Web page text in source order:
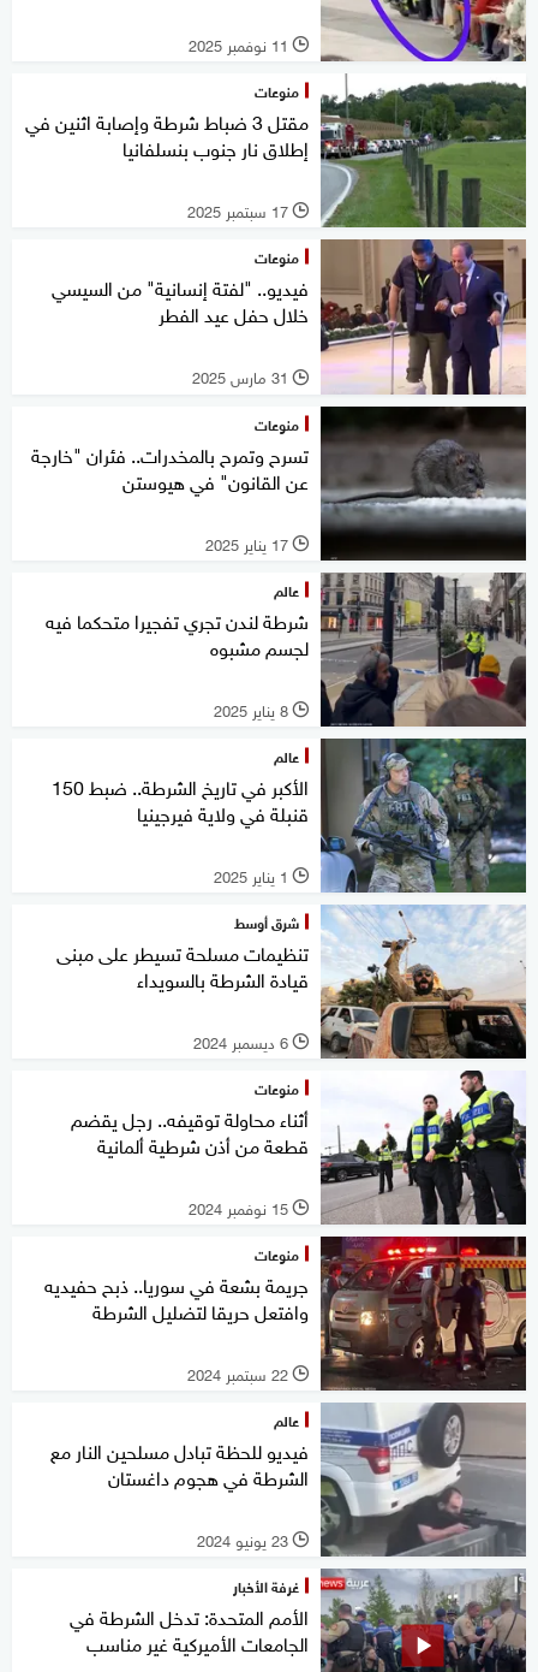
l 11 نوفمبر 2025
منوعات
مقتل 3 ضباط شرطة وإصابة اثنين في
إطلاق نار جنوب بنسلفانيا
l 17 سبتمبر 2025
منوعات
فيديو.. "لفتة إنسانية" من السيسي
خلال حفل عيد الفطر
l 31 مارس 2025
منوعات
تسرح وتمرح بالمخدرات.. فئران "خارجة
عن القانون" في هيوستن
l 17 يناير 2025
عالم
شرطة لندن تجري تفجيرا متحكما فيه
لجسم مشبوه
l 8 يناير 2025
عالم
الأكبر في تاريخ الشرطة.. ضبط 150
قنبلة في ولاية فيرجينيا
l 1 يناير 2025
شرق أوسط
تنظيمات مسلحة تسيطر على مبنى
قيادة الشرطة بالسويداء
l 6 ديسمبر 2024
منوعات
أثناء محاولة توقيفه.. رجل يقضم
قطعة من أذن شرطية ألمانية
l 15 نوفمبر 2024
منوعات
جريمة بشعة في سوريا.. ذبح حفيديه
وافتعل حريقا لتضليل الشرطة
l 22 سبتمبر 2024
عالم
فيديو للحظة تبادل مسلحين النار مع
الشرطة في هجوم داغستان
l 23 يونيو 2024
غرفة الأخبار
الأمم المتحدة: تدخل الشرطة في
الجامعات الأميركية غير مناسب